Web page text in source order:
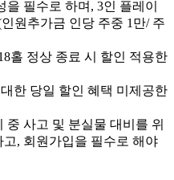
을 필수로 하며, 3인 플레이
원추가금 인당 주중 1만/ 주
홀 정상 종료 시 할인 적용한
한 당일 할인 혜택 미제공한
중 사고 및 분실물 대비를 위
, 회원가입을 필수로 해야